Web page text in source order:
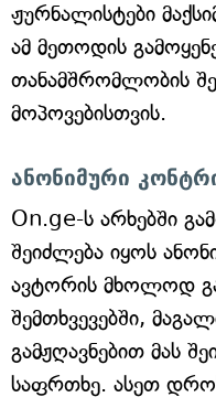
ჟურნალისტები
ამ მეთოდის
თანამშრომლობის
მოპოვებისთვის.
ანონიმური
On.ge-ს არხებში
შეიძლება იყოს
ავტორის მხოლოდ
შემთხვევებში,
გამჟღავნებით მას
საფრთხე. ასეთ